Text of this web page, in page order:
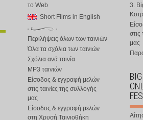
το Web
Short Films in English
Περιλήψεις όλων των ταινιών
Όλα τα σχόλια των ταινιών
Σχόλια ανά ταινία
MP3 ταινιών
Είσοδος & εγγραφή μελών
στις ταινίες της συλλογής
μας
Είσοδος & εγγραφή μελών
στη Χρυσή Ταινιοθήκη
3.
στις
μας